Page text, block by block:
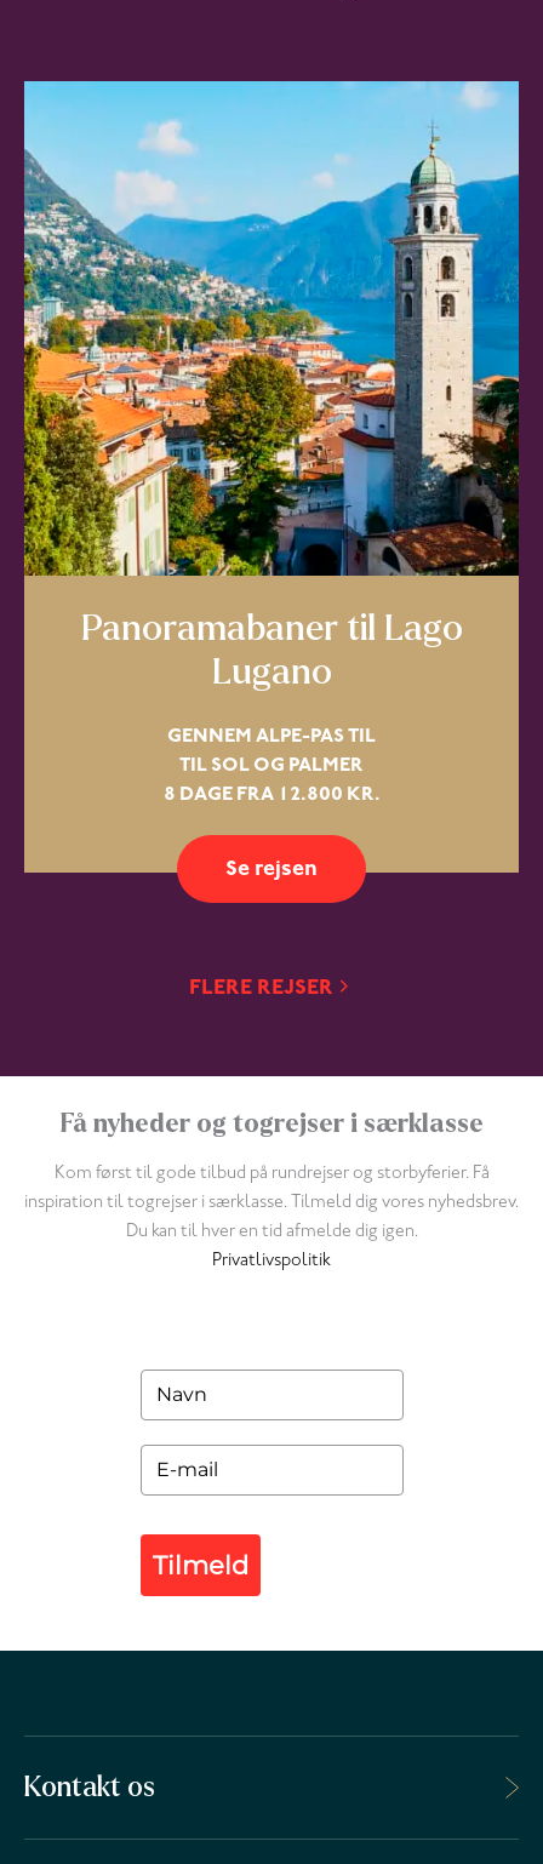
Panoramabaner til Lago
Lugano
GENNEM ALPE-PAS TIL
TIL SOL OG PALMER
8 DAGE FRA 12.800 KR.
Se rejsen
FLERE REJSER
Få nyheder og togrejser i særklasse
Kom først til gode tilbud på rundrejser og storbyferier. Få
inspiration til togrejser i særklasse. Tilmeld dig vores nyhedsbrev.
Du kan til hver en tid afmelde dig igen.
Privatlivspolitik
Tilmeld
Kontakt os